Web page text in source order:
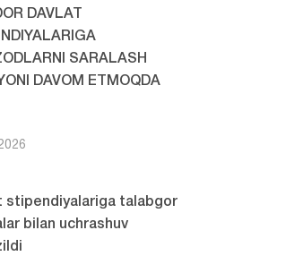
DAVLAT
SARALASH
DAVOM ETMOQDA
stipendiyalariga talabgor
bilan uchrashuv